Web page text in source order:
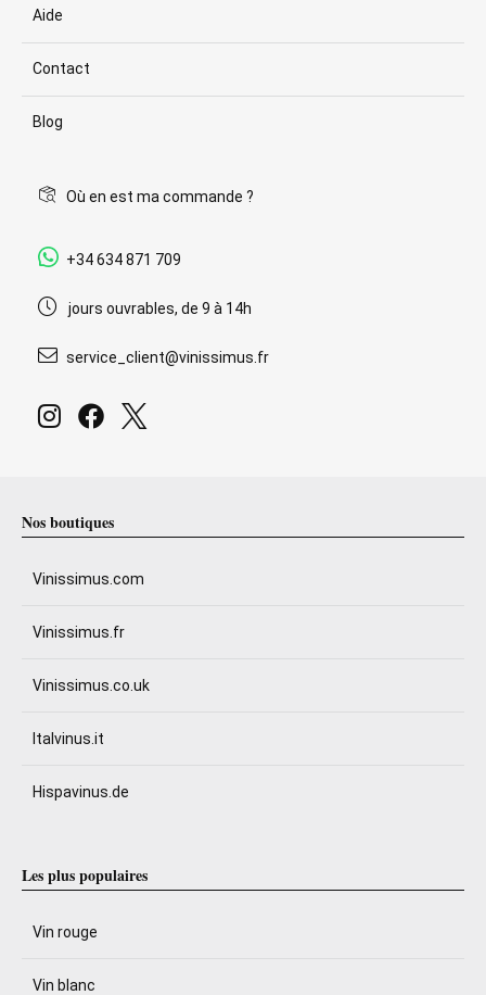
Aide
Contact
Blog
Où en est ma commande ?
+34 634 871 709
jours ouvrables, de 9 à 14h
service_client@vinissimus.fr
Nos boutiques
Vinissimus.com
Vinissimus.fr
Vinissimus.co.uk
Italvinus.it
Hispavinus.de
Les plus populaires
Vin rouge
Vin blanc